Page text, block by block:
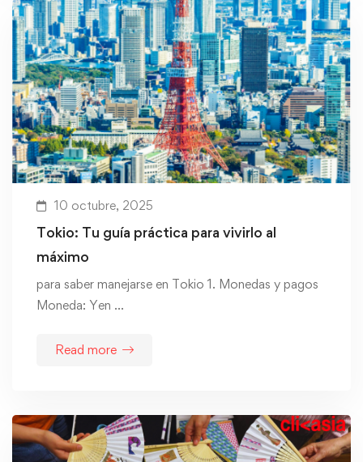
10 octubre, 2025
Tokio: Tu guía práctica para vivirlo al
máximo
para saber manejarse en Tokio 1. Monedas y pagos
Moneda: Yen …
Read more